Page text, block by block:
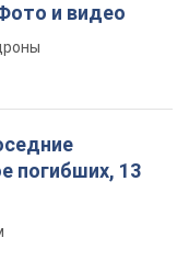
и видео
погибших, 13